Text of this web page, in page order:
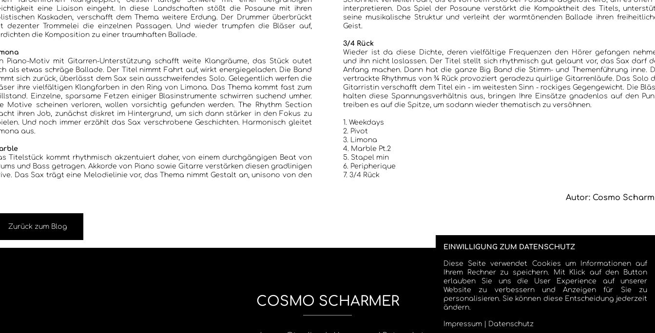
eine Liaison eingeht. In diese Landschaften stößt die Posaune mit ihren
Kaskaden, verschafft dem Thema weitere Erdung. Der Drummer überbrückt
dezenter Trommelei die einzelnen Passagen. Und wieder trumpfen die Bläser auf,
die Komposition zu einer traumhaften Ballade.
Piano-Motiv mit Gitarren-Unterstützung schafft weite Klangräume, das Stück outet
als etwas schräge Ballade. Der Titel nimmt Fahrt auf, wirkt energiegeladen. Die Band
sich zurück, überlässt dem Sax sein ausschweifendes Solo. Gelegentlich werfen die
ihre vielfältigen Klangfarben in den Ring von Limona. Das Thema kommt fast zum
Einzelne, sparsame Fetzen einiger Blasinstrumente schwirren suchend umher.
Motive scheinen verloren, wollen vorsichtig gefunden werden. The Rhythm Section
ihren Job, zunächst diskret im Hintergrund, um sich dann stärker in den Fokus zu
Und noch immer erzählt das Sax verschrobene Geschichten. Harmonisch gleitet
aus.
Titelstück kommt rhythmisch akzentuiert daher, von einem durchgängigen Beat von
und Bass getragen. Akkorde von Piano sowie Gitarre verstärken diesen gradlinigen
Das Sax trägt eine Melodielinie vor, das Thema nimmt Gestalt an, unisono von den
interpretieren. Das Spiel der Posaune verstärkt die Kompaktheit des Titels,
seine musikalische Struktur und verleiht der warmtönenden Ballade ihren
Geist.
3/4 Rück
Wieder ist da diese Dichte, deren vielfältige Frequenzen den Hörer gefangen
und ihn nicht loslassen. Der Titel stellt sich rhythmisch gut gelaunt vor, das Sax darf
Anfang machen. Dann hat die ganze Big Band die Stimm- und Themenführung inne.
vertrackte Rhythmus von ¾ Rück provoziert geradezu quirlige Gitarrenläufe. Das Solo der
Gitarristin verschafft dem Titel ein - im weitesten Sinn - rockiges Gegengewicht. Die Bläser
halten diese Spannungsverhältnis aus, bringen Ihre Einsätze gnadenlos auf den Punkt,
treiben es auf die Spitze, um sodann wieder thematisch zu versöhnen.
1. Weekdays
2. Pivot
3. Limona
4. Marble Pt.2
5. Stapel min
6. Peripherique
7. 3/4 Rück
Autor: Cosmo
Zurück zum Blog
COSMO SCHARMER
EINWILLIGUNG ZUM DATENSCHUTZ
Diese Seite verwendet Cookies um Informationen auf
Ihrem Rechner zu speichern. Mit Klick auf den Button
erlauben Sie uns die User Experience auf unserer
Website zu verbessern und Anzeigen für Sie zu
personalisieren. Sie können diese Entscheidung jederzeit
ändern.
Impressum Datenschutz